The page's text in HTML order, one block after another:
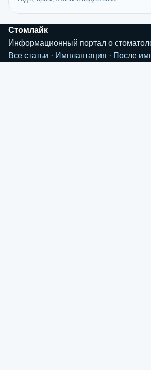
Стомлайк
Информационный портал о
Все статьи · Имплантация · После